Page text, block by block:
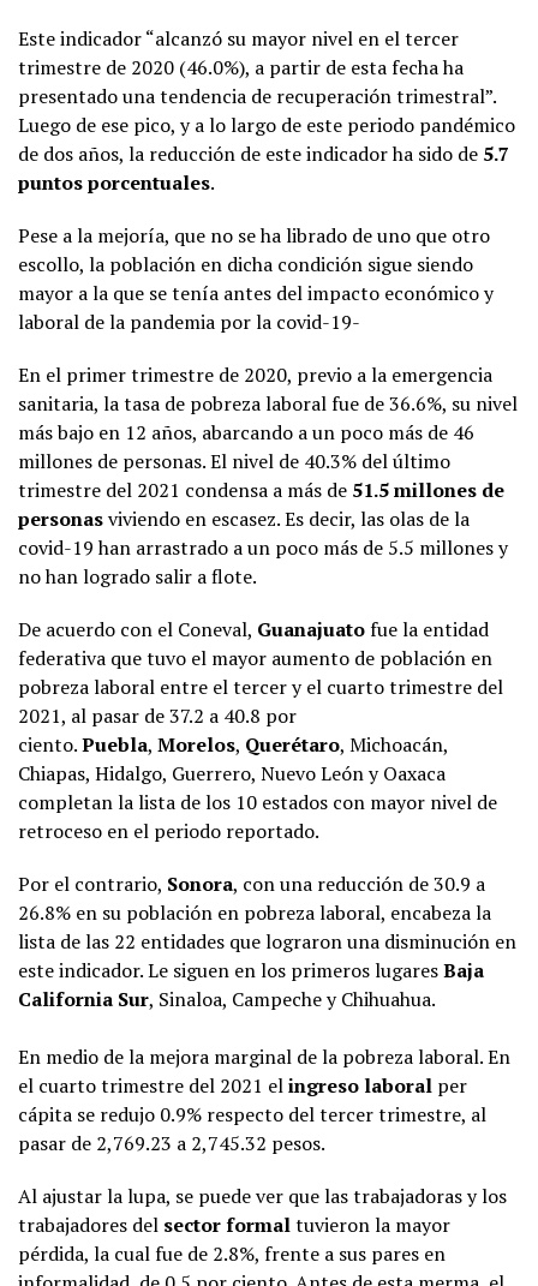
Este indicador “alcanzó su mayor nivel en el tercer
trimestre de 2020 (46.0%), a partir de esta fecha ha
presentado una tendencia de recuperación trimestral”.
Luego de ese pico, y a lo largo de este periodo pandémico
de dos años, la reducción de este indicador ha sido de 5.7
puntos porcentuales.
Pese a la mejoría, que no se ha librado de uno que otro
escollo, la población en dicha condición sigue siendo
mayor a la que se tenía antes del impacto económico y
laboral de la pandemia por la covid-19-
En el primer trimestre de 2020, previo a la emergencia
sanitaria, la tasa de pobreza laboral fue de 36.6%, su nivel
más bajo en 12 años, abarcando a un poco más de 46
millones de personas. El nivel de 40.3% del último
trimestre del 2021 condensa a más de 51.5 millones de
personasviviendo en escasez. Es decir, las olas de la
covid-19 han arrastrado a un poco más de 5.5 millones y
no han logrado salir a flote.
De acuerdo con el Coneval, Guanajuatofue la entidad
federativa que tuvo el mayor aumento de población en
pobreza laboral entre el tercer y el cuarto trimestre del
2021, al pasar de 37.2 a 40.8 por
ciento.Puebla, Morelos, Querétaro, Michoacán,
Chiapas, Hidalgo, Guerrero, Nuevo León y Oaxaca
completan la lista de los 10 estados con mayor nivel de
retroceso en el periodo reportado.
Por el contrario, Sonora, con una reducción de 30.9 a
26.8% en su población en pobreza laboral, encabeza la
lista de las 22 entidades que lograron una disminución en
este indicador. Le siguen en los primeros lugaresBaja
California Sur, Sinaloa, Campeche y Chihuahua.
En medio de la mejora marginal de la pobreza laboral. En
el cuarto trimestre del 2021 elingreso laboral per
cápita se redujo 0.9% respecto del tercer trimestre, al
pasar de 2,769.23 a 2,745.32 pesos.
Al ajustar la lupa, se puede ver que las trabajadoras y los
trabajadores del sector formaltuvieron la mayor
pérdida, la cual fue de 2.8%, frente a sus pares en